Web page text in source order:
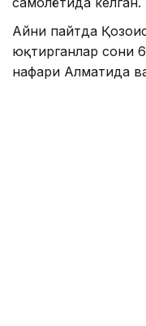
Айни пайтда
юқтирганлар сони
нафари Алматида